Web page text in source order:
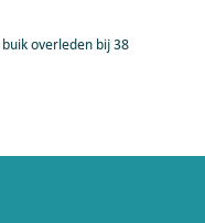
overleden bij 38